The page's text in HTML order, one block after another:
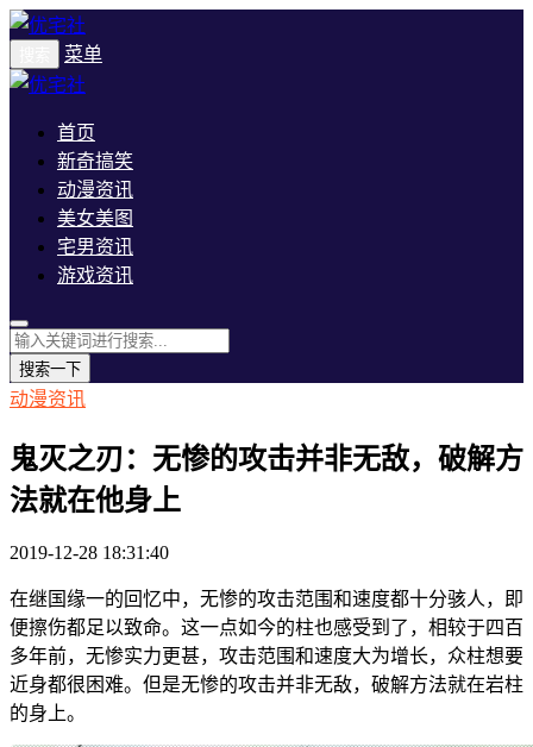
菜单
首页
新奇搞笑
动漫资讯
美女美图
宅男资讯
游戏资讯
搜索一下
动漫资讯
鬼灭之刃：无惨的攻击并非无敌，破解方
法就在他身上
2019-12-28 18:31:40
在继国缘一的回忆中，无惨的攻击范围和速度都十分骇人，即
便擦伤都足以致命。这一点如今的柱也感受到了，相较于四百
多年前，无惨实力更甚，攻击范围和速度大为增长，众柱想要
近身都很困难。但是无惨的攻击并非无敌，破解方法就在岩柱
的身上。